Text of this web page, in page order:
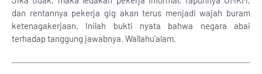
dan rentannya pekerja gig akan terus menjadi wajah buram
ketenagakerjaan. Inilah bukti nyata bahwa negara abai
terhadap tanggung jawabnya. Wallahu’alam.